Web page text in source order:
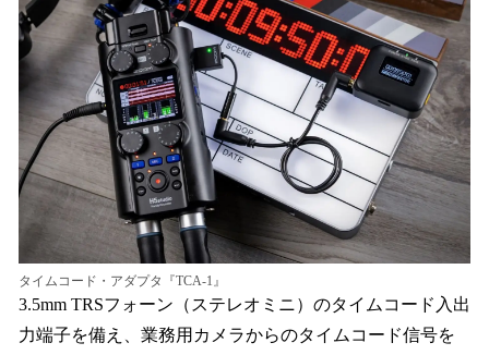
タイムコード・アダプタ『TCA-1』
3.5mm TRSフォーン（ステレオミニ）のタイムコード入出
力端子を備え、業務用カメラからのタイムコード信号を